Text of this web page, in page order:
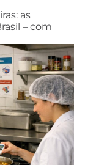
as
– com